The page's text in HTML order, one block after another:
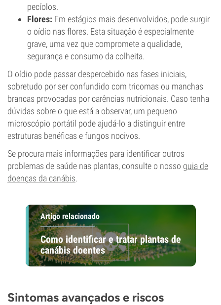
pecíolos.
Flores: Em estágios mais desenvolvidos, pode surgir
o oídio nas flores. Esta situação é especialmente
grave, uma vez que compromete a qualidade,
segurança e consumo da colheita.
O oídio pode passar despercebido nas fases iniciais,
sobretudo por ser confundido com tricomas ou manchas
brancas provocadas por carências nutricionais. Caso tenha
dúvidas sobre o que está a observar, um pequeno
microscópio portátil pode ajudá-lo a distinguir entre
estruturas benéficas e fungos nocivos.
Se procura mais informações para identificar outros
problemas de saúde nas plantas, consulte o nosso guia de
doenças da canábis.
Artigo relacionado
Como identificar e tratar plantas de
canábis doentes
Sintomas avançados e riscos